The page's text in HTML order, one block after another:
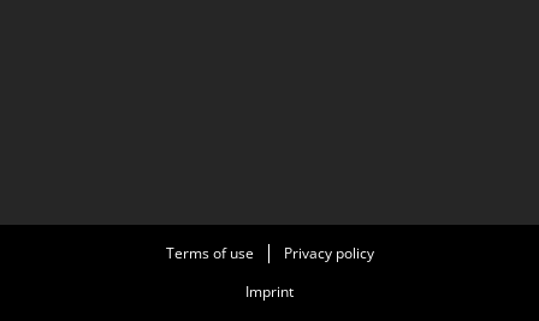
Terms of use
Privacy policy
Imprint